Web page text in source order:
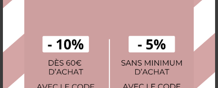
Puis-je me baigner avec mes boucles
d’oreilles en or ?